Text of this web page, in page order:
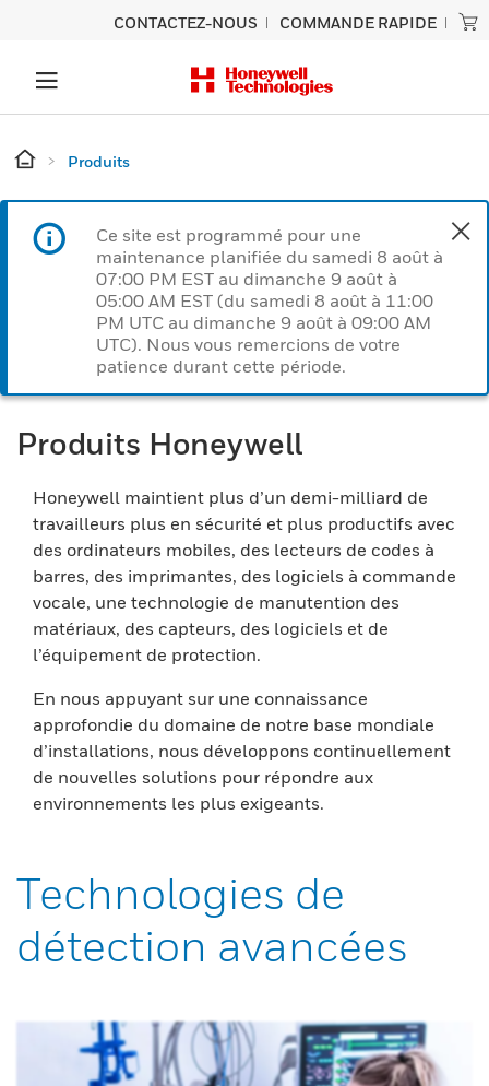
CONTACTEZ-NOUS COMMANDE RAPIDE
Produits
Ce site est programmé pour une
maintenance planifiée du samedi 8 août à
07:00 PM EST au dimanche 9 août à
05:00 AM EST (du samedi 8 août à 11:00
PM UTC au dimanche 9 août à 09:00 AM
UTC). Nous vous remercions de votre
patience durant cette période.
Produits Honeywell
Honeywell maintient plus d’un demi-milliard de
travailleurs plus en sécurité et plus productifs avec
des ordinateurs mobiles, des lecteurs de codes à
barres, des imprimantes, des logiciels à commande
vocale, une technologie de manutention des
matériaux, des capteurs, des logiciels et de
l’équipement de protection.
En nous appuyant sur une connaissance
approfondie du domaine de notre base mondiale
d’installations, nous développons continuellement
de nouvelles solutions pour répondre aux
environnements les plus exigeants.
Technologies de
détection avancées